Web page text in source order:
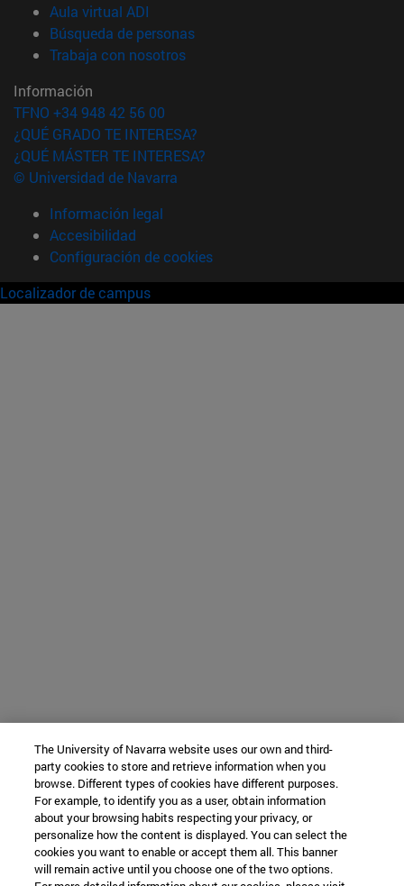
Aula virtual ADI
Búsqueda de personas(abre en nueva ventana)
Trabaja con nosotros(abre en nueva ventana)
Información
TFNO +34 948 42 56 00
¿QUÉ GRADO TE INTERESA?
¿QUÉ MÁSTER TE INTERESA?
© Universidad de Navarra
Información legal
Accesibilidad
Configuración de cookies
Localizador de campus
The University of Navarra website uses our own and third-
party cookies to store and retrieve information when you
browse. Different types of cookies have different purposes.
For example, to identify you as a user, obtain information
about your browsing habits respecting your privacy, or
personalize how the content is displayed. You can select the
cookies you want to enable or accept them all. This banner
will remain active until you choose one of the two options.